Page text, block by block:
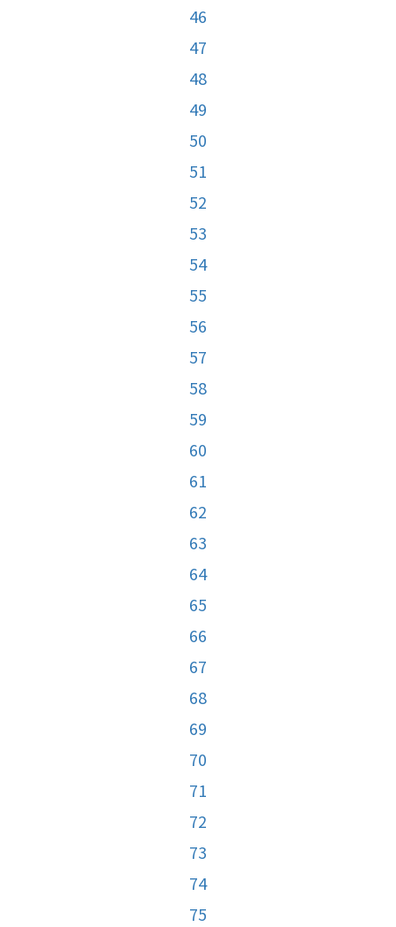
46
47
48
49
50
51
52
53
54
55
56
57
58
59
60
61
62
63
64
65
66
67
68
69
70
71
72
73
74
75